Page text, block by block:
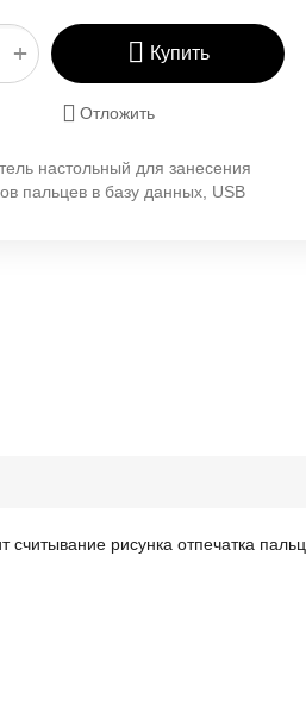
+ Купить
Отложить
настольный для занесения
пальцев в базу данных, USB
рисунка отпечатка